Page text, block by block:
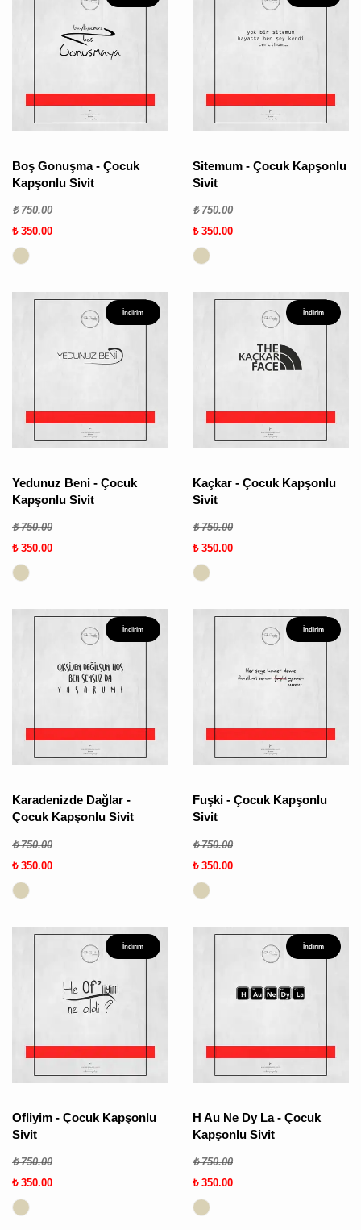
Boş Gonuşma - Çocuk
Kapşonlu Sivit
₺ 750.00
₺ 350.00
Sitemum - Çocuk Kapşonlu
Sivit
₺ 750.00
₺ 350.00
İndirim
Yedunuz Beni - Çocuk
Kapşonlu Sivit
₺ 750.00
₺ 350.00
İndirim
Kaçkar - Çocuk Kapşonlu
Sivit
₺ 750.00
₺ 350.00
İndirim
Karadenizde Dağlar -
Çocuk Kapşonlu Sivit
₺ 750.00
₺ 350.00
İndirim
Fuşki - Çocuk Kapşonlu
Sivit
₺ 750.00
₺ 350.00
İndirim
Ofliyim - Çocuk Kapşonlu
Sivit
₺ 750.00
₺ 350.00
İndirim
H Au Ne Dy La - Çocuk
Kapşonlu Sivit
₺ 750.00
₺ 350.00